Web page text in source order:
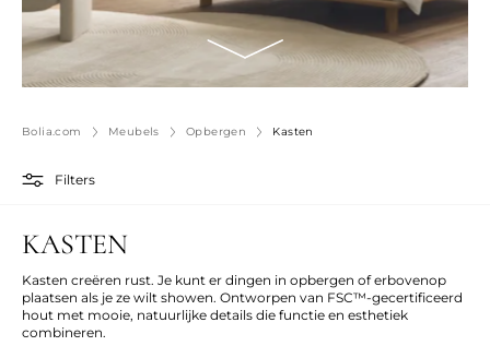
Bolia.com Meubels Opbergen Kasten
Filters
KASTEN
Kasten creëren rust. Je kunt er dingen in opbergen of erbovenop
plaatsen als je ze wilt showen. Ontworpen van FSC™-gecertificeerd
hout met mooie, natuurlijke details die functie en esthetiek
combineren.